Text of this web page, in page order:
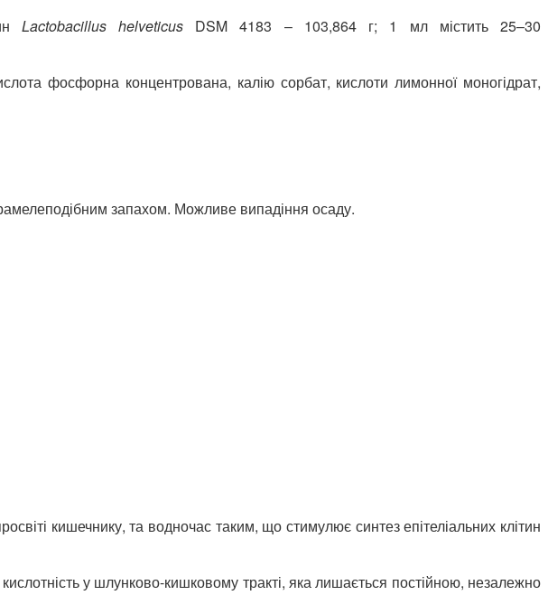
Lactobacillus helveticusDSM 4183 – 103,864 г; 1 мл містить 25–30
фосфорна концентрована, калію сорбат, кислоти лимонної моногідрат,
запахом. Можливе випадіння осаду.
кишечнику, та водночас таким, що стимулює синтез епітеліальних клітин
у шлунково-кишковому тракті, яка лишається постійною, незалежно